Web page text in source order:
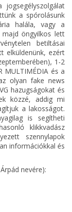
a spórolásunk
halála, vagy a
majd öngyilkos lett
betiltásai
elküldenünk, ezért
1-2
MULTIMÉDIA és a
olyan fake news
hazugságokat és
közzé, addig mi
a lakosságot.
is segítheti
klikkvadász
szennylapok
információkkal és
nevére):